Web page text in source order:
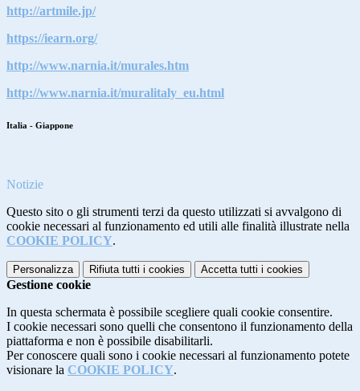
http://artmile.jp/
https://iearn.org/
http://www.narnia.it/murales.htm
http://www.narnia.it/muralitaly_eu.html
Italia - Giappone
Notizie
Questo sito o gli strumenti terzi da questo utilizzati si avvalgono di
cookie necessari al funzionamento ed utili alle finalità illustrate nella
COOKIE POLICY.
Personalizza Rifiuta tutti i cookies Accetta tutti i cookies
Gestione cookie
In questa schermata è possibile scegliere quali cookie consentire.
I cookie necessari sono quelli che consentono il funzionamento della
piattaforma e non è possibile disabilitarli.
Per conoscere quali sono i cookie necessari al funzionamento potete
visionare la COOKIE POLICY.